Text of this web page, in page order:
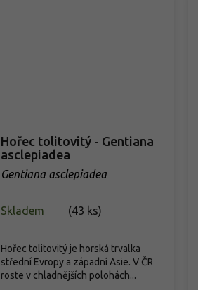
Hořec tolitovitý - Gentiana
asclepiadea
Gentiana asclepiadea
Skladem (43 ks)
Hořec tolitovitý je horská trvalka
střední Evropy a západní Asie. V ČR
roste v chladnějších polohách...